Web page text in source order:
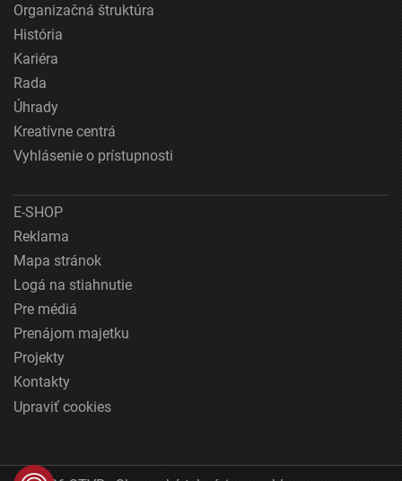
Organizačná štruktúra
História
Kariéra
Rada
Úhrady
Kreatívne centrá
Vyhlásenie o prístupnosti
E-SHOP
Reklama
Mapa stránok
Logá na stiahnutie
Pre médiá
Prenájom majetku
Projekty
Kontakty
Upraviť cookies